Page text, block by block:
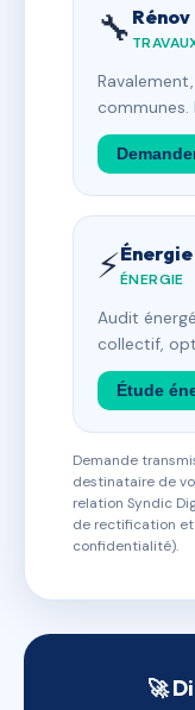
🔧
communes.
⚡ÉNERGIE
Audit
collectif,
Étude
Demande
destinataire de
relation Syndic
de rectification
confidentialité).
🚀